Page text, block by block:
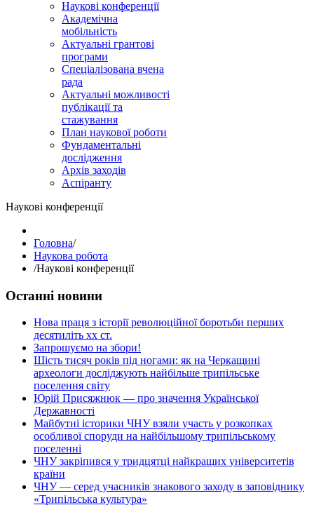
Наукові конференції
Академічна
мобільність
Актуальні грантові
програми
Спеціалізована вчена
рада
Актуальні можливості
публікації та
стажування
План наукової роботи
Фундаментальні
дослідження
Архів заходів
Аспіранту
Наукові конференції
Головна/
Наукова робота
/Наукові конференції
Останні новини
Нова праця з історії революційної боротьби перших
десятиліть хх ст.
Запрошуємо на збори!
Шість тисяч років під ногами: як на Черкащині
археологи досліджують найбільше трипільське
поселення світу
Юрій Присяжнюк — про значення Української
Державності
Майбутні історики ЧНУ взяли участь у розкопках
особливої споруди на найбільшому трипільському
поселенні
ЧНУ закріпився у тридцятці найкращих університетів
країни
ЧНУ — серед учасників знакового заходу в заповіднику
«Трипільська культура»